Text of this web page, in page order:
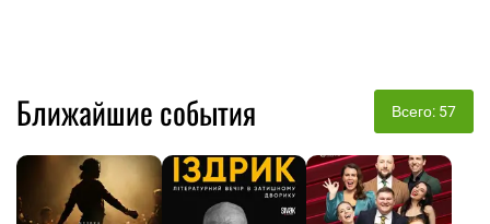
Ближайшие события Всего: 57